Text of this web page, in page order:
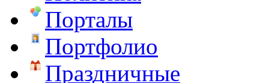
Порталы
Портфолио
Праздничные